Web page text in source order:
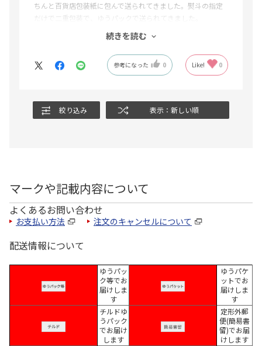
ちんと百貨店包装紙に包んで送られてきました。熨斗の指定
だけで二重包装で、ゆうパックで送られてきました。
配達員さんも数が多いからどこ置きましょうか？と尋ねてく
ださり指定のところまで嫌な顔ひとつせず配達してくださっ
今どき携帯でワンクリック、便利で助かります。
続きを読む
参考になった 0 Like! 0
絞り込み 表示：新しい順
マークや記載内容について
よくあるお問い合わせ
お支払い方法 注文のキャンセルについて
配送情報について
ゆうパッ
ク等でお
届けしま
す
ゆうパケ
ットでお
届けしま
す
チルドゆ
うパック
でお届け
します
定形外郵
便(簡易書
留)でお届
けします